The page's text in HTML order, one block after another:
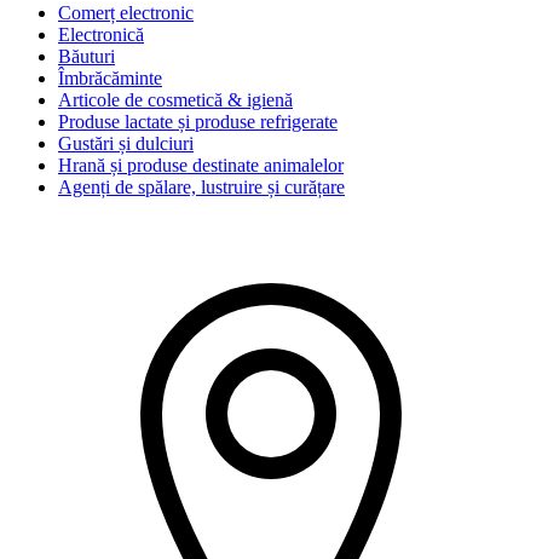
Comerț electronic
Electronică
Băuturi
Îmbrăcăminte
Articole de cosmetică & igienă
Produse lactate și produse refrigerate
Gustări și dulciuri
Hrană și produse destinate animalelor
Agenți de spălare, lustruire și curățare